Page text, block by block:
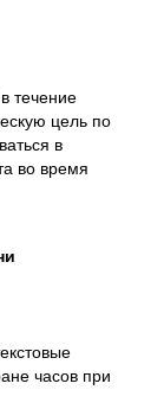
течение
цель по
в
во время
часов при